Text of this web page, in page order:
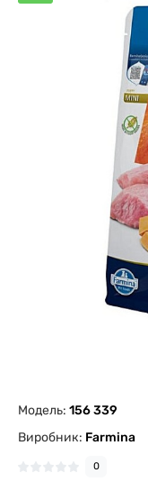
Модель: 156 339
Виробник: Farmina
0